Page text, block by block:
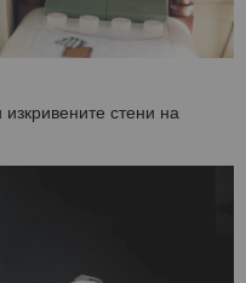
стени на